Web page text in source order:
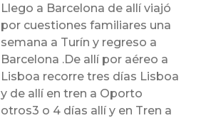
Llego a Barcelona de allí viajó
por cuestiones familiares una
semana a Turín y regreso a
Barcelona .De allí por aéreo a
Lisboa recorre tres días Lisboa
y de allí en tren a Oporto
otros3 o 4 días allí y en Tren a